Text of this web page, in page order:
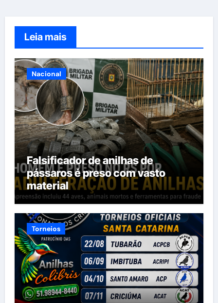
Leia mais
Nacional
Falsificador de anilhas de
pássaros é preso com vasto
material
Torneios